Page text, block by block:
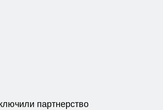
партнерство